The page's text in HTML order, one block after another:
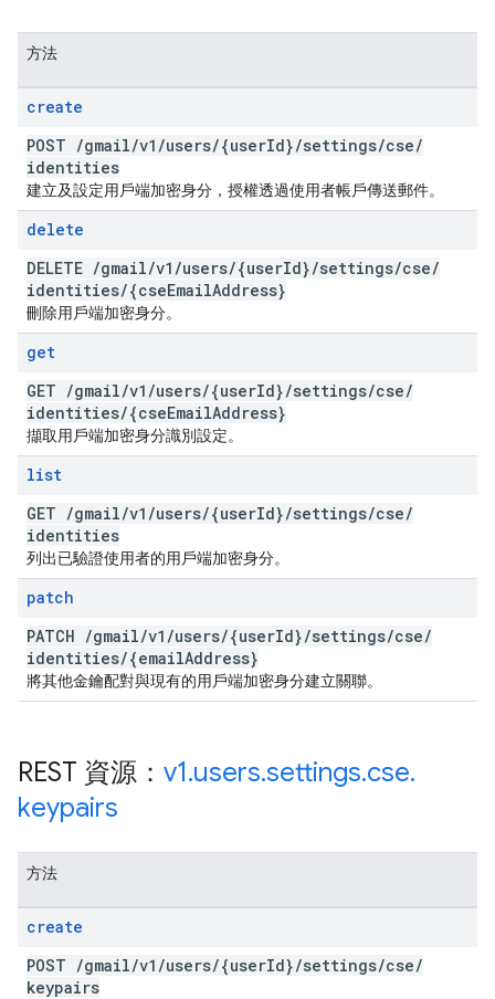
方法
create
POST /gmail/v1 /users/{userId}/settings/cse/
identities
建立及設定用戶端加密身分，授權透過使用者帳戶傳送郵件。
delete
DELETE /gmail/v1 /users/{userId}/settings/cse/
identities/{cseEmailAddress}
刪除用戶端加密身分。
get
GET /gmail/v1 /users/{userId}/settings/cse/
identities/{cseEmailAddress}
擷取用戶端加密身分識別設定。
list
GET /gmail/v1 /users/{userId}/settings/cse/
identities
列出已驗證使用者的用戶端加密身分。
patch
PATCH /gmail/v1 /users/{userId}/settings/cse/
identities/{emailAddress}
將其他金鑰配對與現有的用戶端加密身分建立關聯。
REST 資源： v1.users.settings.cse.
keypairs
方法
create
POST /gmail/v1 /users/{userId}/settings/cse/
keypairs